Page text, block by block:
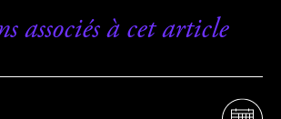
associés à cet article